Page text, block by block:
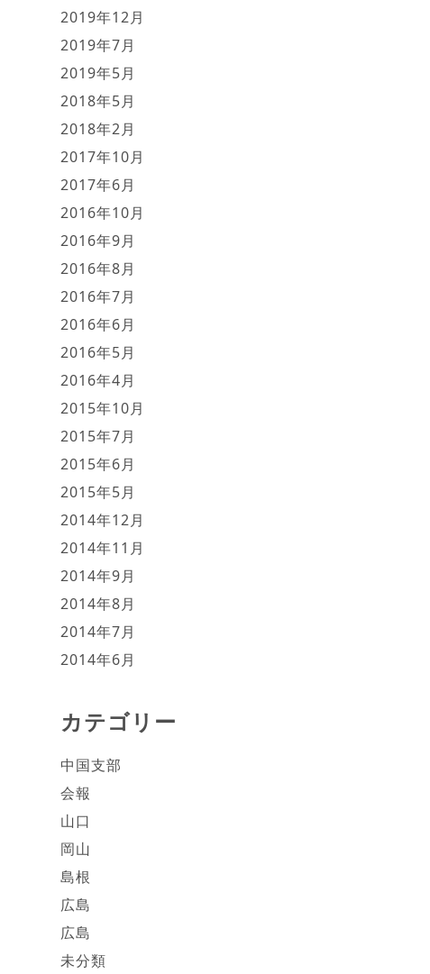
2019年12月
2019年7月
2019年5月
2018年5月
2018年2月
2017年10月
2017年6月
2016年10月
2016年9月
2016年8月
2016年7月
2016年6月
2016年5月
2016年4月
2015年10月
2015年7月
2015年6月
2015年5月
2014年12月
2014年11月
2014年9月
2014年8月
2014年7月
2014年6月
カテゴリー
中国支部
会報
山口
岡山
島根
広島
広島
未分類